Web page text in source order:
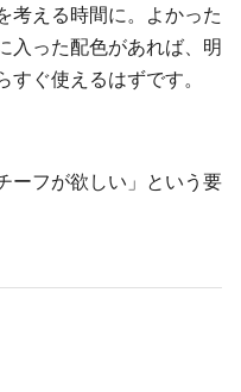
考える時間に。よかった
入った配色があれば、明
ぐ使えるはずです。
ーフが欲しい」という要